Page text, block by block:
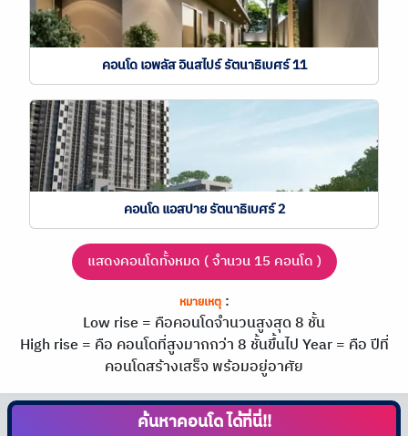
คอนโด เอพลัส อินสไปร์ รัตนาธิเบศร์ 11
คอนโด แอสปาย รัตนาธิเบศร์ 2
แสดงคอนโดทั้งหมด ( จำนวน 15 คอนโด )
หมายเหตุ:
Low rise = คือคอนโดจำนวนสูงสุด 8 ชั้น
High rise = คือ คอนโดที่สูงมากกว่า 8 ชั้นขึ้นไปYear = คือ ปีที่
คอนโดสร้างเสร็จ พร้อมอยู่อาศัย
ค้นหาคอนโดได้ที่นี่!!